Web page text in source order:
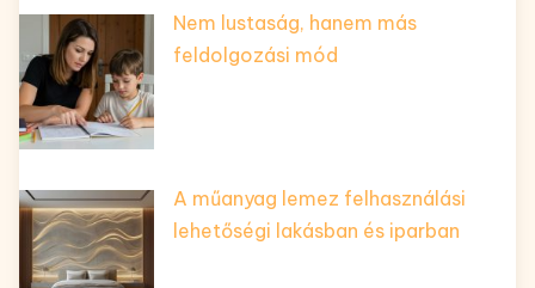
Nem lustaság, hanem más
feldolgozási mód
A műanyag lemez felhasználási
lehetőségi lakásban és iparban